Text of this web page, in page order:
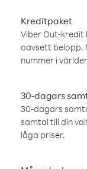
Kreditpaket
Viber Out-kredit
oavsett belopp.
nummer i
30-dagars
30-dagars
samtal till din
låga priser.